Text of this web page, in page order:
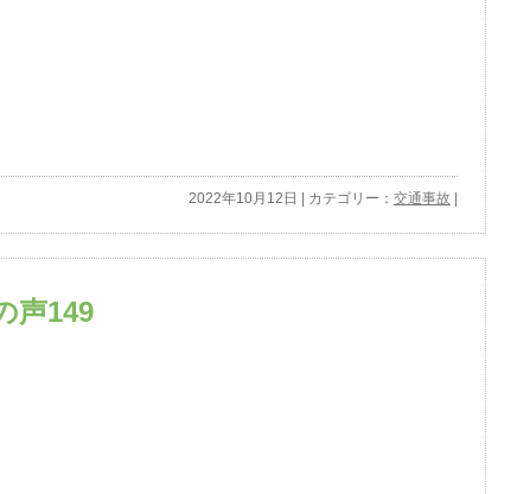
2022年10月12日 | カテゴリー： 交通事故 |
声149